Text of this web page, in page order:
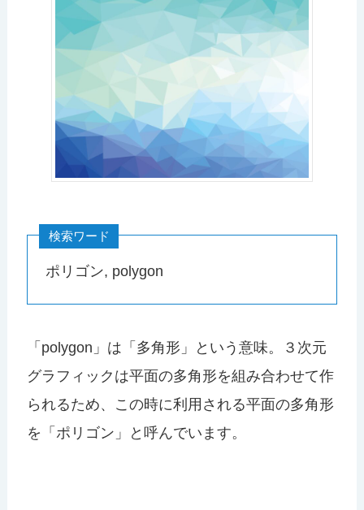
検索ワード
ポリゴン, polygon
「polygon」は「多角形」という意味。３次元
グラフィックは平面の多角形を組み合わせて作
られるため、この時に利用される平面の多角形
を「ポリゴン」と呼んでいます。